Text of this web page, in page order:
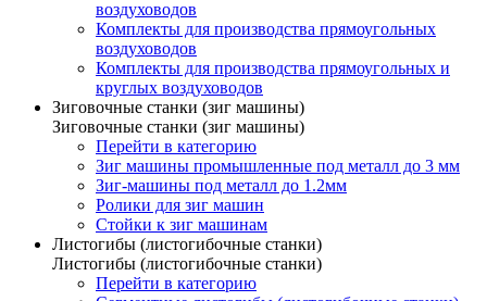
воздуховодов
Комплекты для производства прямоугольных
воздуховодов
Комплекты для производства прямоугольных и
круглых воздуховодов
Зиговочные станки (зиг машины)
Зиговочные станки (зиг машины)
Перейти в категорию
Зиг машины промышленные под металл до 3 мм
Зиг-машины под металл до 1.2мм
Ролики для зиг машин
Стойки к зиг машинам
Листогибы (листогибочные станки)
Листогибы (листогибочные станки)
Перейти в категорию